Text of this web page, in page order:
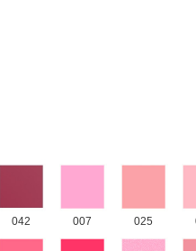
042 007 025